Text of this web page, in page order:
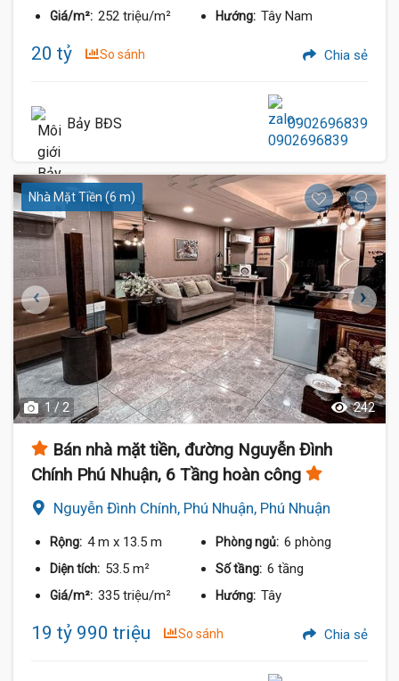
Giá/m²: 252 triệu/m² Hướng: Tây Nam
20 tỷ So sánh Chia sẻ
Bảy BĐS 0902696839
Nhà Mặt Tiền (6 m)
1 / 2 242
Bán nhà mặt tiền, đường Nguyễn Đình
Chính Phú Nhuận, 6 Tầng hoàn công
Nguyễn Đình Chính, Phú Nhuận, Phú Nhuận
Rộng: 4 m x 13.5 m Phòng ngủ: 6 phòng
Diện tích: 53.5 m² Số tầng: 6 tầng
Giá/m²: 335 triệu/m² Hướng: Tây
19 tỷ 990 triệu So sánh Chia sẻ